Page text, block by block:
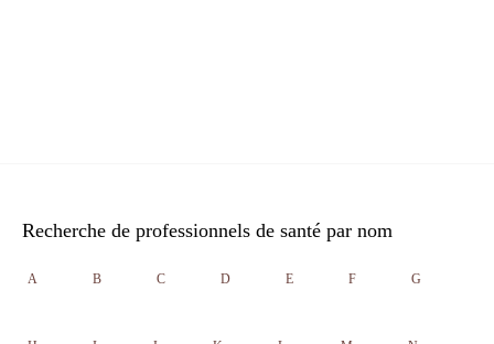
Recherche de professionnels de santé par nom
A B C D E F G